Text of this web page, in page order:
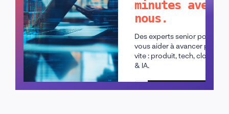
minutes avec
nous.
Des experts senior pour
vous aider à avancer plus
vite : produit, tech, cloud
& IA.
Planifier un appel